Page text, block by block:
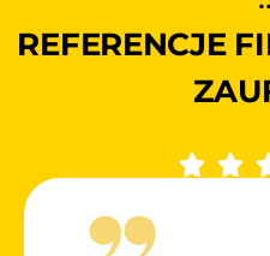
REFERENCJE